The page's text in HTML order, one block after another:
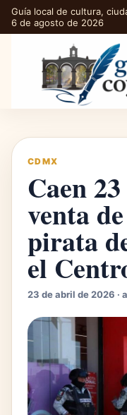
Guía local de cultura,
6 de agosto de 2026
CDMX
Caen
venta
pirata
el
23 de abril de 2026 ·